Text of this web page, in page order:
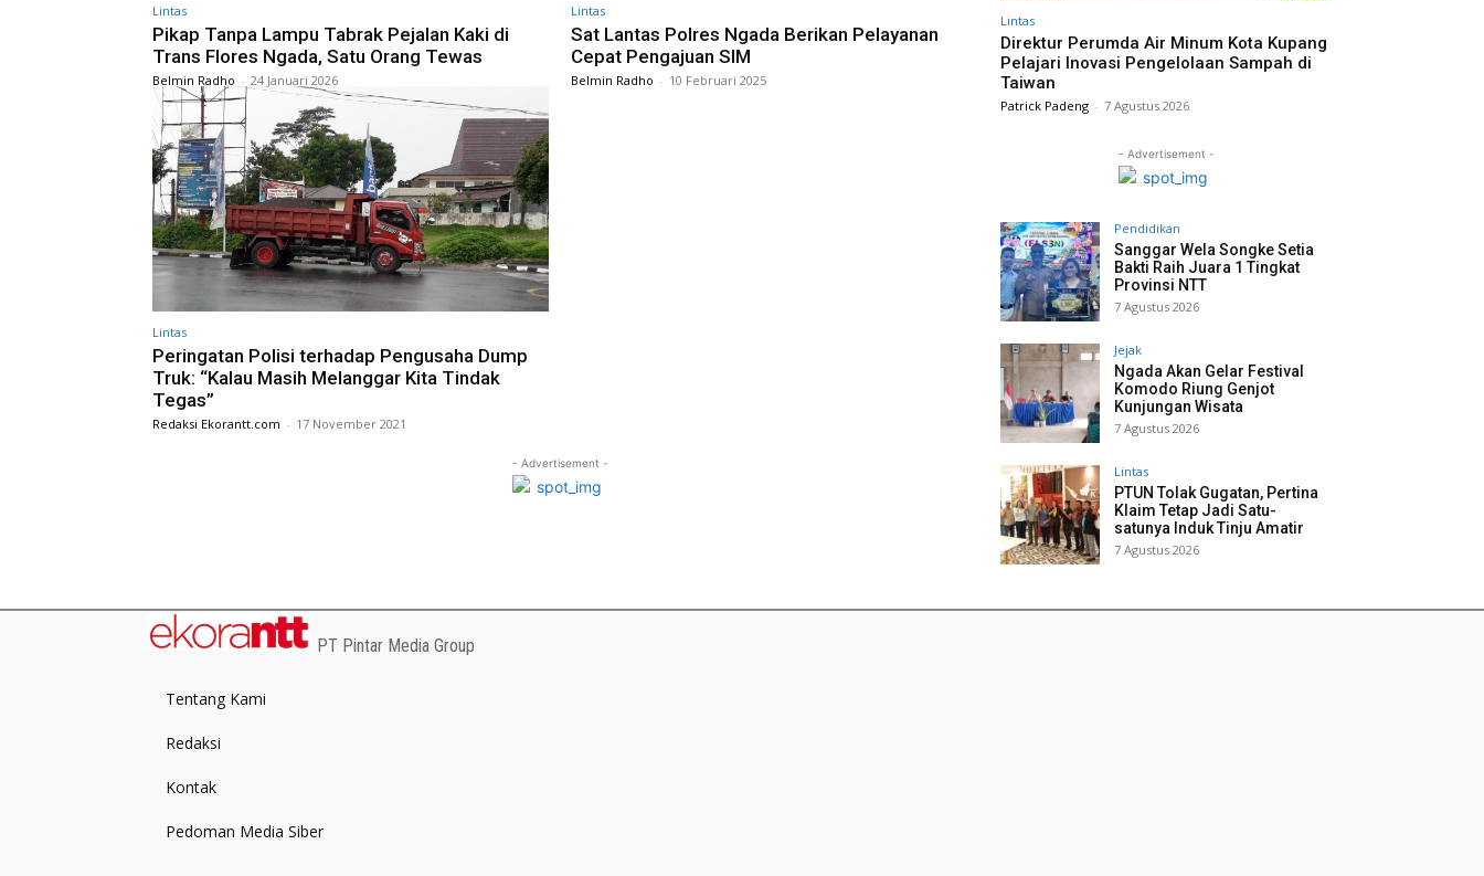
Lintas
Pikap Tanpa Lampu Tabrak Pejalan Kaki di
Trans Flores Ngada, Satu Orang Tewas
Belmin Radho - 24 Januari 2026
Lintas
Sat Lantas Polres Ngada Berikan Pelayanan
Cepat Pengajuan SIM
Belmin Radho - 10 Februari 2025
Lintas
Peringatan Polisi terhadap Pengusaha Dump
Truk: “Kalau Masih Melanggar Kita Tindak
Tegas”
Redaksi Ekorantt.com - 17 November 2021
- Advertisement -
Lintas
Direktur Perumda Air Minum Kota Kupang
Pelajari Inovasi Pengelolaan Sampah di
Taiwan
Patrick Padeng - 7 Agustus 2026
- Advertisement -
Pendidikan
Sanggar Wela Songke Setia
Bakti Raih Juara 1 Tingkat
Provinsi NTT
7 Agustus 2026
Jejak
Ngada Akan Gelar Festival
Komodo Riung Genjot
Kunjungan Wisata
7 Agustus 2026
Lintas
PTUN Tolak Gugatan, Pertina
Klaim Tetap Jadi Satu-
satunya Induk Tinju Amatir
7 Agustus 2026
PT Pintar Media Group
Tentang Kami
Redaksi
Kontak
Pedoman Media Siber